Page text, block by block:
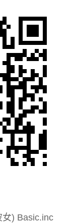
) Basic.inc